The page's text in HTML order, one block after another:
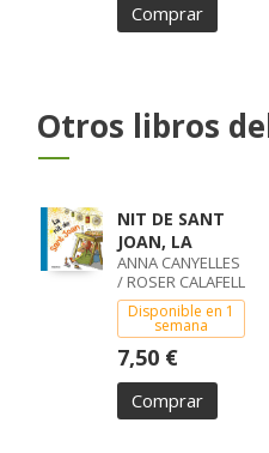
Comprar
Otros libros
NIT DE SANT
JOAN, LA
ANNA CANYELLES
/ ROSER CALAFELL
Disponible en 1
semana
7,50 €
Comprar